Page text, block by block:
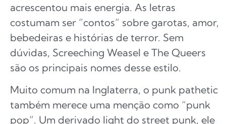
acrescentou mais energia. As letras
costumam ser “contos” sobre garotas, amor,
bebedeiras e histórias de terror. Sem
dúvidas, Screeching Weasel e The Queers
são os principais nomes desse estilo.
Muito comum na Inglaterra, o punk pathetic
também merece uma menção como “punk
pop”. Um derivado light do street punk, ele